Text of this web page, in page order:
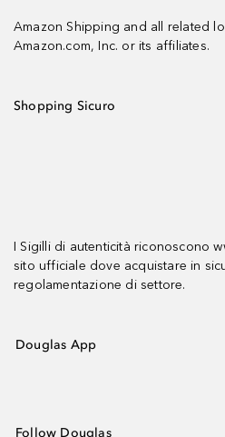
Amazon Shipping and all related
Amazon.com, Inc. or its affiliates.
Shopping Sicuro
I Sigilli di autenticità riconoscono
sito ufficiale dove acquistare in
regolamentazione di settore.
Douglas App
Follow Douglas